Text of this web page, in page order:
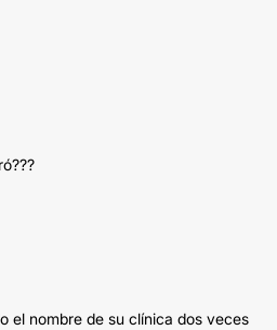
el nombre de su clínica dos veces